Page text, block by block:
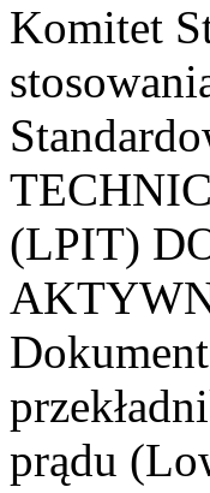
Komitet
(LPIT)
prądu